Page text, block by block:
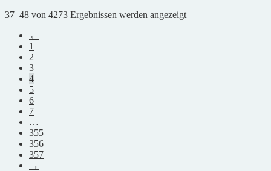
37–48 von 4273 Ergebnissen werden angezeigt
←
1
2
3
4
5
6
7
…
355
356
357
→